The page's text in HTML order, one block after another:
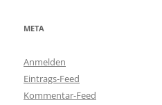
META
Anmelden
Eintrags-Feed
Kommentar-Feed